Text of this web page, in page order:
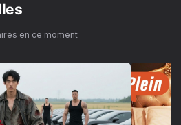
en ce moment